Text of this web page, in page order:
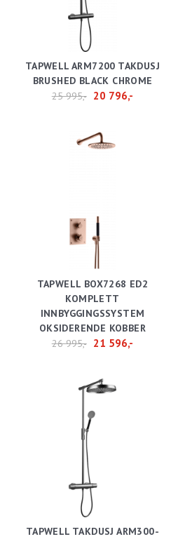
TAPWELL ARM7200 TAKDUSJ
BRUSHED BLACK CHROME
25 995,- 20 796,-
TAPWELL BOX7268 ED2
KOMPLETT
INNBYGGINGSSYSTEM
OKSIDERENDE KOBBER
26 995,- 21 596,-
TAPWELL TAKDUSJ ARM300-